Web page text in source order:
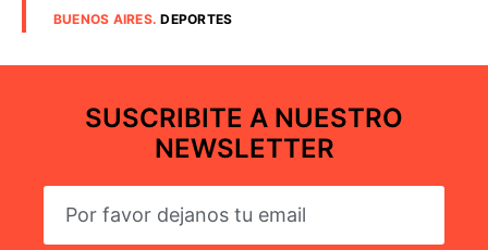
BUENOS AIRES.DEPORTES
SUSCRIBITE A NUESTRO
NEWSLETTER